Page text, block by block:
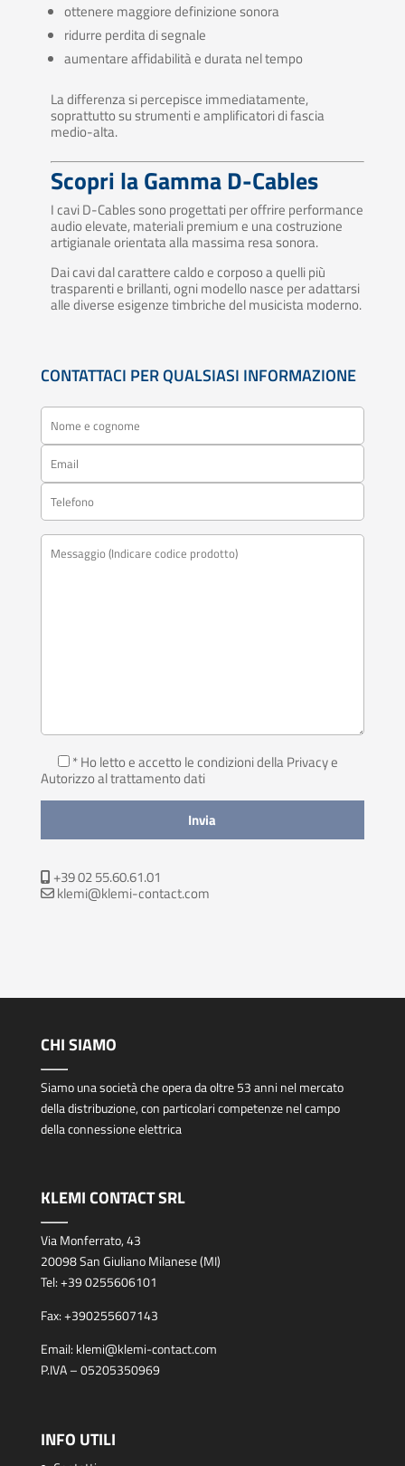
ottenere maggiore definizione sonora
ridurre perdita di segnale
aumentare affidabilità e durata nel tempo
La differenza si percepisce immediatamente,
soprattutto su strumenti e amplificatori di fascia
medio-alta.
Scopri la Gamma D-Cables
I caviD-Cablessono progettati per offrire performance
audio elevate, materiali premium e una costruzione
artigianale orientata alla massima resa sonora.
Dai cavi dal carattere caldo e corposo a quelli più
trasparenti e brillanti, ogni modello nasce per adattarsi
alle diverse esigenze timbriche del musicista moderno.
CONTATTACI PER QUALSIASI INFORMAZIONE
* Ho letto e accetto le condizioni della Privacye
Autorizzo al trattamento dati
+39 02 55.60.61.01
klemi@klemi-contact.com
CHI SIAMO
Siamo una società che opera da oltre 53 anni nel mercato
della distribuzione, con particolari competenze nel campo
della connessione elettrica
KLEMI CONTACT SRL
Via Monferrato, 43
20098 San Giuliano Milanese (MI)
Tel:+39 0255606101
Fax:+390255607143
Email: klemi@klemi-contact.com
P.IVA – 05205350969
INFO UTILI